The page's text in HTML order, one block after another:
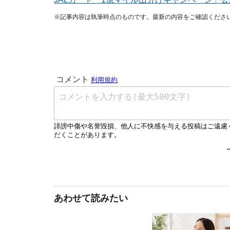
※記事内容は執筆時点のものです。最新の内容をご確認くださ
あわせて読みたい